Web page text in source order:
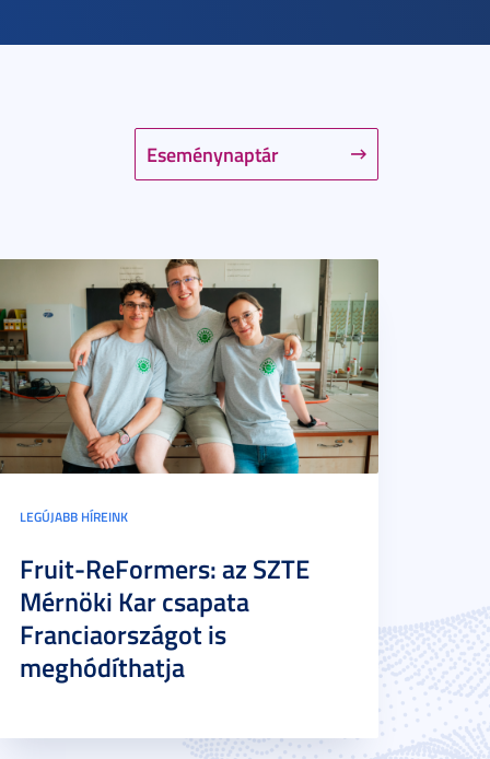
Eseménynaptár
LEGÚJABB HÍREINK
Fruit-ReFormers: az SZTE
Mérnöki Kar csapata
Franciaországot is
meghódíthatja